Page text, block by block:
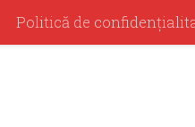
Politică de